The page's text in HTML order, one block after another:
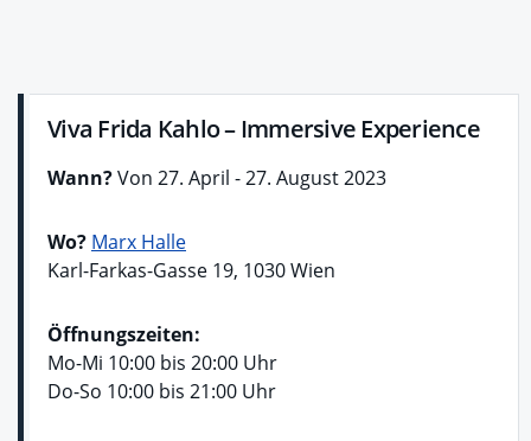
Viva Frida Kahlo – Immersive Experience
Wann?Von 27. April - 27. August 2023
Wo? Marx Halle
Karl-Farkas-Gasse 19, 1030 Wien
Öffnungszeiten:
Mo-Mi 10:00 bis 20:00 Uhr
Do-So 10:00 bis 21:00 Uhr